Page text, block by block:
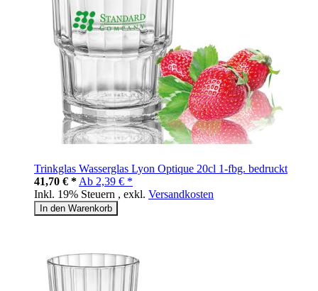
Trinkglas Wasserglas Lyon Optique 20cl 1-fbg. bedruckt
41,70 € * Ab 2,39 € *
Inkl. 19% Steuern , exkl. Versandkosten
In den Warenkorb